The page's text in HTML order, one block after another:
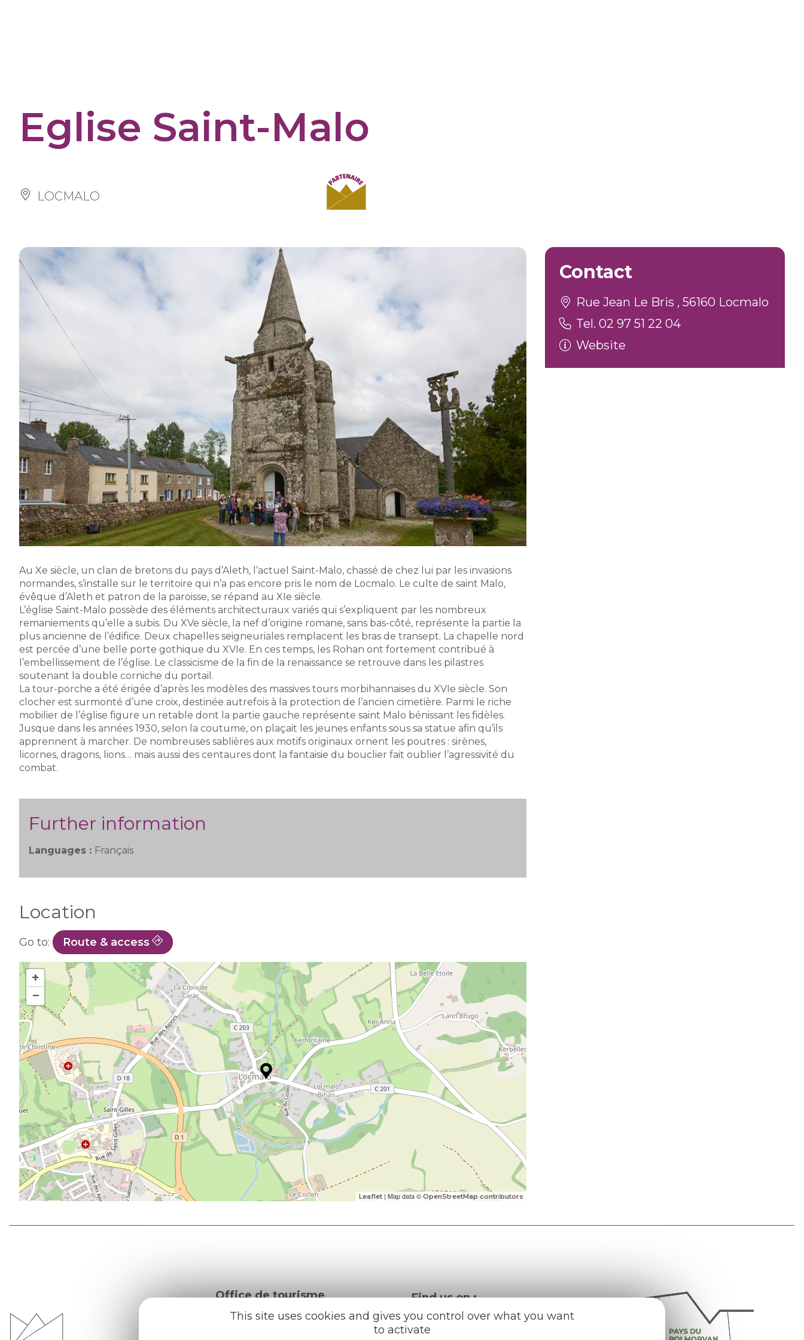
This site uses cookies and gives you control over what you want
to activate
Eglise Saint-Malo
LOCMALO
Au Xe siècle, un clan de bretons du pays d’Aleth, l’actuel Saint-Malo, chassé de chez lui par les invasions
normandes, s’installe sur le territoire qui n’a pas encore pris le nom de Locmalo. Le culte de saint Malo,
évêque d’Aleth et patron de la paroisse, se répand au XIe siècle.
L’église Saint-Malo possède des éléments architecturaux variés qui s’expliquent par les nombreux
remaniements qu’elle a subis. Du XVe siècle, la nef d’origine romane, sans bas-côté, représente la partie la
plus ancienne de l’édifice. Deux chapelles seigneuriales remplacent les bras de transept. La chapelle nord
est percée d’une belle porte gothique du XVIe. En ces temps, les Rohan ont fortement contribué à
l’embellissement de l’église. Le classicisme de la fin de la renaissance se retrouve dans les pilastres
soutenant la double corniche du portail.
La tour-porche a été érigée d’après les modèles des massives tours morbihannaises du XVIe siècle. Son
clocher est surmonté d’une croix, destinée autrefois à la protection de l’ancien cimetière. Parmi le riche
mobilier de l’église figure un retable dont la partie gauche représente saint Malo bénissant les fidèles.
Jusque dans les années 1930, selon la coutume, on plaçait les jeunes enfants sous sa statue afin qu’ils
apprennent à marcher. De nombreuses sablières aux motifs originaux ornent les poutres : sirènes,
licornes, dragons, lions… mais aussi des centaures dont la fantaisie du bouclier fait oublier l’agressivité du
combat.
Further information
Languages : Français
Location
Go to: Route & access
+
−
Leaflet | Map data © OpenStreetMap contributors
Contact
Rue Jean Le Bris , 56160 Locmalo
Tel. 02 97 51 22 04
Website
Office de tourisme
Morvan
Find us on :